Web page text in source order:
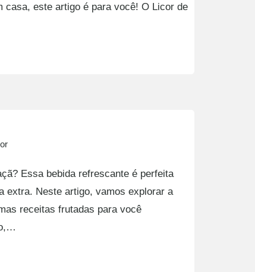
casa, este artigo é para você! O Licor de
Essa bebida refrescante é perfeita
extra. Neste artigo, vamos explorar a
receitas frutadas para você